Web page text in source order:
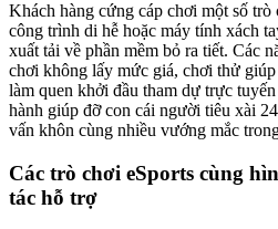
Khách hàng cứng cáp chơi một số trò
công trình di hễ hoặc máy tính xách
xuất tải về phần mềm bỏ ra tiết. Các
chơi không lấy mức giá, chơi thử
làm quen khởi đầu tham dự trực
hành giúp đỡ con cái người tiêu xài
vấn khôn cùng nhiều vướng mắc
Các trò chơi eSports cùng
tác hỗ trợ